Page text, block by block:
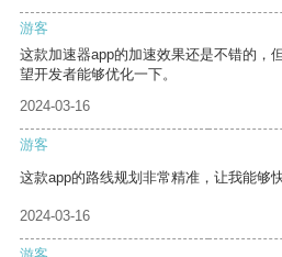
游客
这款加速器app的加速效果还是不错的，
望开发者能够优化一下。
2024-03-16
游客
这款app的路线规划非常精准，让我能够
2024-03-16